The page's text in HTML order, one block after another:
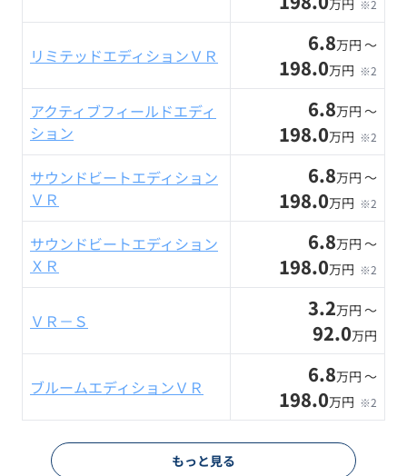
万円 ※2
リミテッドエディションＶＲ 6.8万円 〜
198.0万円 ※2
アクティブフィールドエディ
ション
6.8万円 〜
198.0万円 ※2
サウンドビートエディション
ＶＲ
6.8万円 〜
198.0万円 ※2
サウンドビートエディション
ＸＲ
6.8万円 〜
198.0万円 ※2
ＶＲ－Ｓ 3.2万円 〜
92.0万円
ブルームエディションＶＲ 6.8万円 〜
198.0万円 ※2
もっと見る